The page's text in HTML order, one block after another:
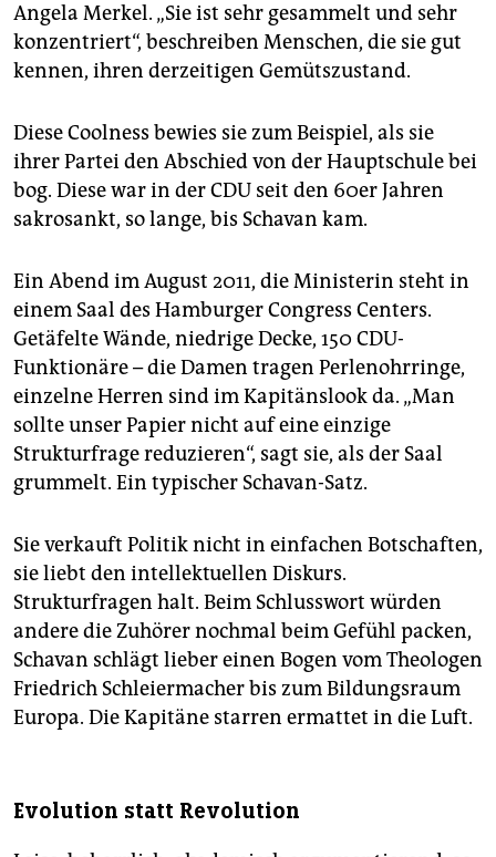
Angela Merkel. „Sie ist sehr gesammelt und sehr
konzentriert“, beschreiben Menschen, die sie gut
kennen, ihren derzeitigen Gemütszustand.
Diese Coolness bewies sie zum Beispiel, als sie
ihrer Partei den Abschied von der Hauptschule bei
bog. Diese war in der CDU seit den 60er Jahren
sakrosankt, so lange, bis Schavan kam.
Ein Abend im August 2011, die Ministerin steht in
einem Saal des Hamburger Congress Centers.
Getäfelte Wände, niedrige Decke, 150 CDU-
Funktionäre – die Damen tragen Perlenohrringe,
einzelne Herren sind im Kapitänslook da. „Man
sollte unser Papier nicht auf eine einzige
Strukturfrage reduzieren“, sagt sie, als der Saal
grummelt. Ein typischer Schavan-Satz.
Sie verkauft Politik nicht in einfachen Botschaften,
sie liebt den intellektuellen Diskurs.
Strukturfragen halt. Beim Schlusswort würden
andere die Zuhörer nochmal beim Gefühl packen,
Schavan schlägt lieber einen Bogen vom Theologen
Friedrich Schleiermacher bis zum Bildungsraum
Europa. Die Kapitäne starren ermattet in die Luft.
Evolution statt Revolution